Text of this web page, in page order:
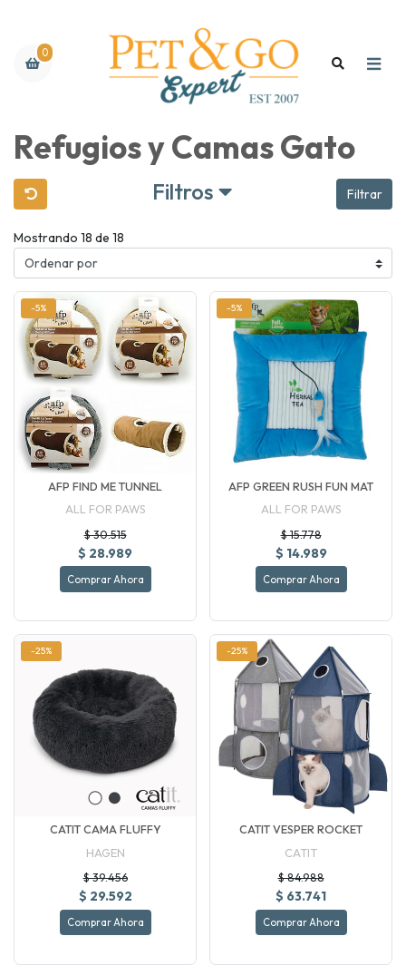
0
Refugios y Camas Gato
Filtros Filtrar
Mostrando 18 de 18
-5%
AFP FIND ME TUNNEL
ALL FOR PAWS
$ 30.515
$ 28.989
Comprar Ahora
-5%
AFP GREEN RUSH FUN MAT
ALL FOR PAWS
$ 15.778
$ 14.989
Comprar Ahora
-25%
CATIT CAMA FLUFFY
HAGEN
$ 39.456
$ 29.592
Comprar Ahora
-25%
CATIT VESPER ROCKET
CATIT
$ 84.988
$ 63.741
Comprar Ahora